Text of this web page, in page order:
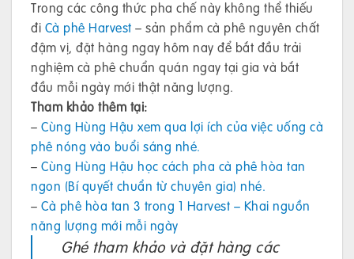
Trong các công thức pha chế này không thể thiếu
đi Cà phê Harvest – sản phẩm cà phê nguyên chất
đậm vị, đặt hàng ngay hôm nay để bắt đầu trải
nghiệm cà phê chuẩn quán ngay tại gia và bắt
đầu mỗi ngày mới thật năng lượng.
Tham khảo thêm tại:
– Cùng Hùng Hậu xem qua lợi ích của việc uống cà
phê nóng vào buổi sáng nhé.
– Cùng Hùng Hậu học cách pha cà phê hòa tan
ngon (Bí quyết chuẩn từ chuyên gia) nhé.
– Cà phê hòa tan 3 trong 1 Harvest – Khai nguồn
năng lượng mới mỗi ngày
Ghé tham khảo và đặt hàng các